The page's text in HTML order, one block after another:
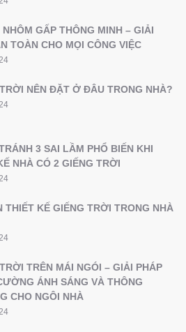
GẤP THÔNG MINH – GIẢI
TOÀN CHO MỌI CÔNG VIỆC
NÊN ĐẶT Ở ĐÂU TRONG NHÀ?
3 SAI LẦM PHỔ BIẾN KHI
NHÀ CÓ 2 GIẾNG TRỜI
THIẾT KẾ GIẾNG TRỜI TRONG NHÀ
TRÊN MÁI NGÓI – GIẢI PHÁP
ÁNH SÁNG VÀ THÔNG
CHO NGÔI NHÀ